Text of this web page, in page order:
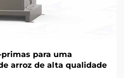
para uma
arroz de alta qualidade